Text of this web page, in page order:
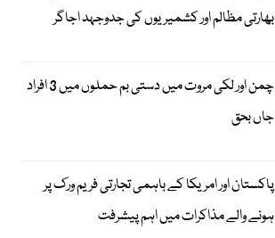
بھارتی مظالم اور کشمیریوں کی جدوجہد اجاگر
چمن اور لکی مروت میں دستی بم حملوں میں 3 افراد
جاں بحق
پاکستان اور امریکا کے باہمی تجارتی فریم ورک پر
ہونے والے مذاکرات میں اہم پیشرفت